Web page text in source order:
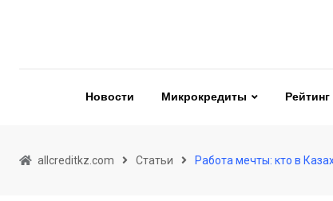
Новости Микрокредиты Рейтинг
allcreditkz.com Статьи Работа мечты: кто в